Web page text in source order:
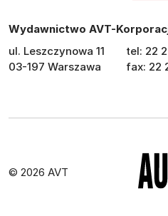
Wydawnictwo AVT-
ul. Leszczynowa 11
03-197 Warszawa
tel: 22
fax: 22
© 2026 AVT